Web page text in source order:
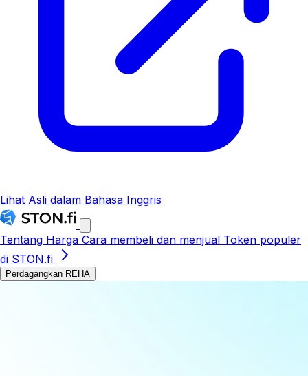
Lihat Asli dalam Bahasa Inggris
Tentang Harga Cara membeli dan menjual Token populer
di STON.fi
Perdagangkan REHA